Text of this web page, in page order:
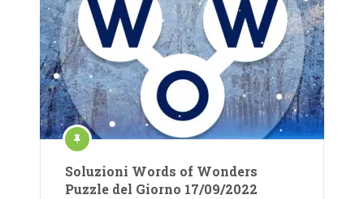
Soluzioni Words of Wonders
Puzzle del Giorno 17/09/2022